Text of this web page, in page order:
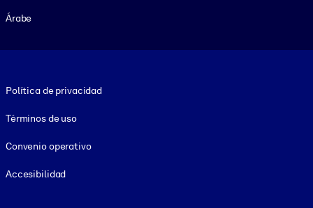
Árabe
Política de privacidad
Términos de uso
Convenio operativo
Accesibilidad